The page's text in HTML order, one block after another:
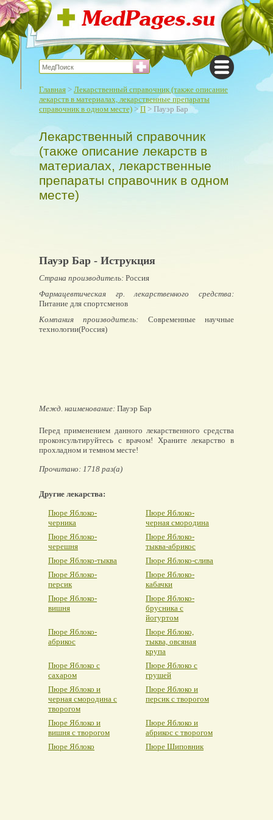
Главная > Лекарственный справочник (также описание
лекарств в материалах, лекарственные препараты
справочник в одном месте) >П > Пауэр Бар
Лекарственный справочник
(также описание лекарств в
материалах, лекарственные
препараты справочник в одном
месте)
Пауэр Бар - Иструкция
Страна производитель: Россия
Фармацевтическая гр. лекарственного средства:
Питание для спортсменов
Компания производитель: Современные научные
технологии(Россия)
Межд. наименование: Пауэр Бар
Перед применением данного лекарственного средства
проконсультируйтесь с врачом! Храните лекарство в
прохладном и темном месте!
Прочитано: 1718 раз(а)
Другие лекарства:
Пюре Яблоко-
черника
Пюре Яблоко-
черная смородина
Пюре Яблоко-
черешня
Пюре Яблоко-
тыква-абрикос
Пюре Яблоко-тыква
Пюре Яблоко-слива
Пюре Яблоко-
персик
Пюре Яблоко-
кабачки
Пюре Яблоко-
вишня
Пюре Яблоко-
брусника с
йогуртом
Пюре Яблоко-
абрикос
Пюре Яблоко,
тыква, овсяная
крупа
Пюре Яблоко с
сахаром
Пюре Яблоко с
грушей
Пюре Яблоко и
черная смородина с
творогом
Пюре Яблоко и
персик с творогом
Пюре Яблоко и
вишня с творогом
Пюре Яблоко и
абрикос с творогом
Пюре Яблоко
Пюре Шиповник